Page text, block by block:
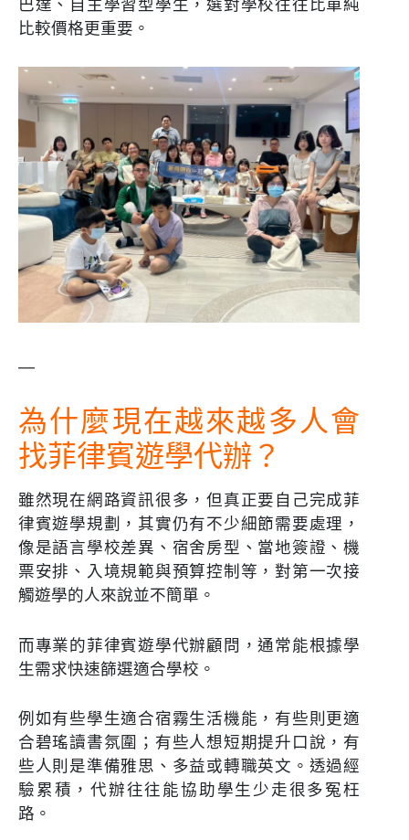
巴達、自主學習型學生，選對學校往往比單純
比較價格更重要。
—
為什麼現在越來越多人會
找菲律賓遊學代辦？
雖然現在網路資訊很多，但真正要自己完成菲
律賓遊學規劃，其實仍有不少細節需要處理，
像是語言學校差異、宿舍房型、當地簽證、機
票安排、入境規範與預算控制等，對第一次接
觸遊學的人來說並不簡單。
而專業的菲律賓遊學代辦顧問，通常能根據學
生需求快速篩選適合學校。
例如有些學生適合宿霧生活機能，有些則更適
合碧瑤讀書氛圍；有些人想短期提升口說，有
些人則是準備雅思、多益或轉職英文。透過經
驗累積，代辦往往能協助學生少走很多冤枉
路。